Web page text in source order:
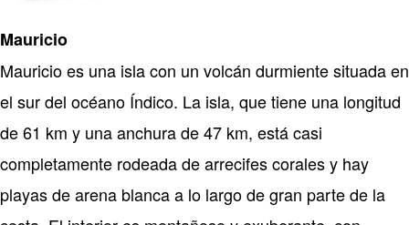
Mauricio
Mauricio es una isla con un volcán durmiente situada en
el sur del océano Índico. La isla, que tiene una longitud
de 61 km y una anchura de 47 km, está casi
completamente rodeada de arrecifes corales y hay
playas de arena blanca a lo largo de gran parte de la